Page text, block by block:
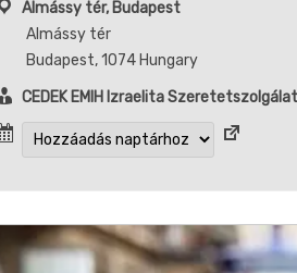
Almássy tér, Budapest
Almássy tér
Budapest,1074 Hungary
CEDEK EMIH Izraelita Szeretetszolgálat